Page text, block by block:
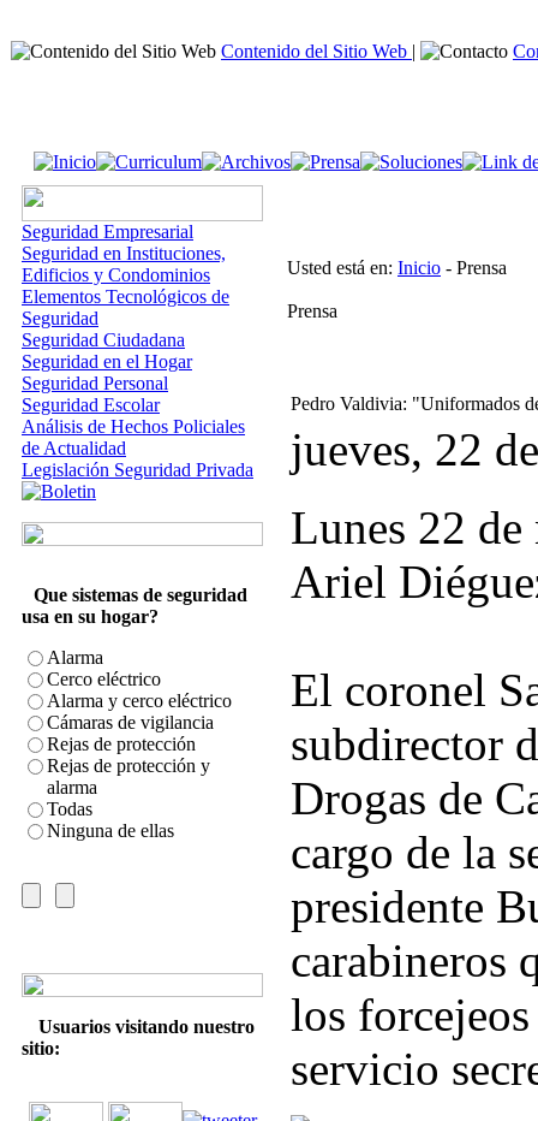
Contenido del Sitio Web |
Seguridad Empresarial
Seguridad en Instituciones,
Edificios y Condominios
Elementos Tecnológicos de
Seguridad
Seguridad Ciudadana
Seguridad en el Hogar
Seguridad Personal
Seguridad Escolar
Análisis de Hechos Policiales
de Actualidad
Legislación Seguridad Privada
Que sistemas de seguridad
usa en su hogar?
Alarma
Cerco eléctrico
Alarma y cerco eléctrico
Cámaras de vigilancia
Rejas de protección
Rejas de protección y
alarma
Todas
Ninguna de ellas
Usuarios visitando nuestro
sitio:
Usted está en: Inicio - Prensa
Prensa
Pedro Valdivia: "Uniformados
jueves, 22
Lunes 22
Ariel
El coronel
subdirector
Drogas de
cargo de la
presidente
carabineros
los
servicio